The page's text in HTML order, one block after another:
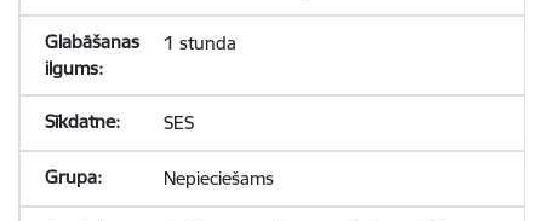
1 stunda
SES
Nepieciešams